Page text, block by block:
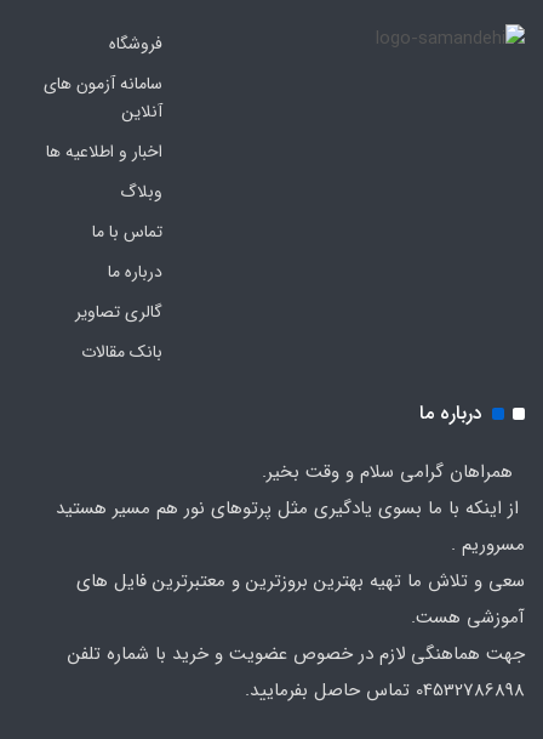
فروشگاه
سامانه آزمون های
آنلاین
اخبار و اطلاعیه ها
وبلاگ
تماس با ما
درباره ما
گالری تصاویر
بانک مقالات
درباره ما
همراهان گرامی سلام و وقت بخیر.
از اینکه با ما بسوی یادگیری مثل پرتوهای نور هم مسیر هستید
مسروریم .
سعی و تلاش ما تهیه بهترین بروزترین و معتبرترین فایل های
آموزشی هست.
جهت هماهنگی لازم در خصوص عضویت و خرید با شماره تلفن
04532786898 تماس حاصل بفرمایید.